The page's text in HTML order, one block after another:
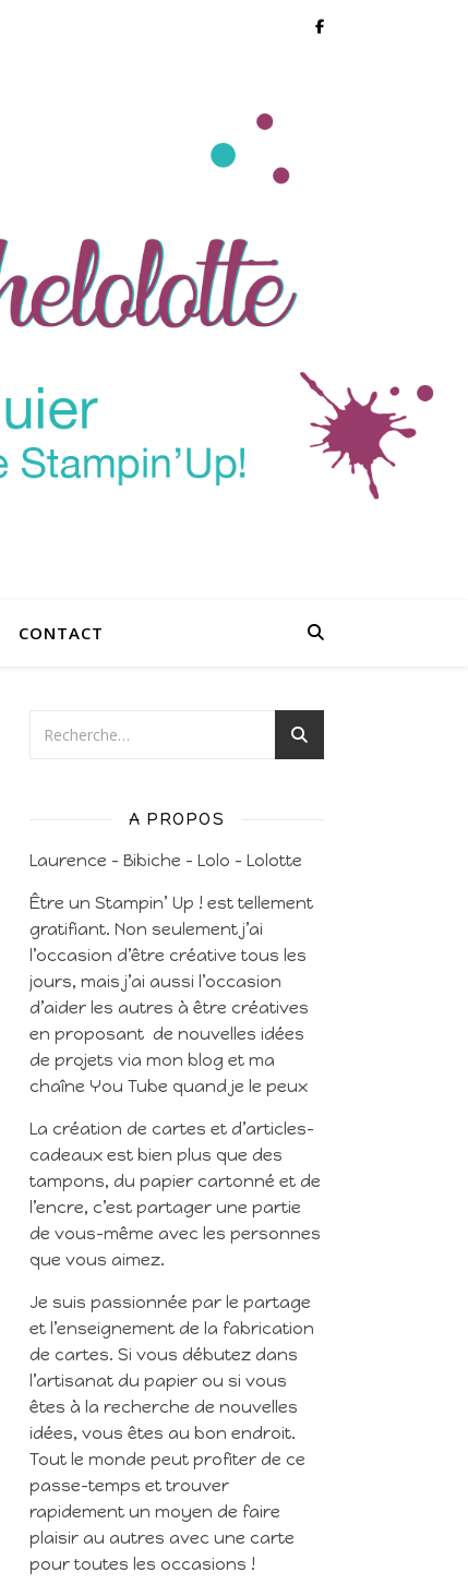
CONTACT
A PROPOS
Laurence – Bibiche – Lolo – Lolotte
Être un Stampin’ Up ! est tellement
gratifiant. Non seulement j’ai
l’occasion d’être créative tous les
jours, mais j’ai aussi l’occasion
d’aider les autres à être créatives
en proposant de nouvelles idées
de projets via mon blog et ma
chaîne You Tube quand je le peux
La création de cartes et d’articles-
cadeaux est bien plus que des
tampons, du papier cartonné et de
l’encre, c’est partager une partie
de vous-même avec les personnes
que vous aimez.
Je suis passionnée par le partage
et l’enseignement de la fabrication
de cartes. Si vous débutez dans
l’artisanat du papier ou si vous
êtes à la recherche de nouvelles
idées, vous êtes au bon endroit.
Tout le monde peut profiter de ce
passe-temps et trouver
rapidement un moyen de faire
plaisir au autres avec une carte
pour toutes les occasions !